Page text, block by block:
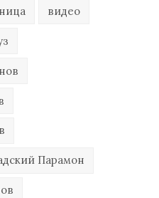
видео
Парамон